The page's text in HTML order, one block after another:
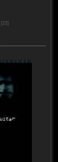
[22]